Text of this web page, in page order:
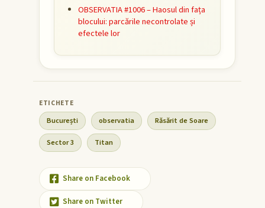
OBSERVATIA #1006 – Haosul din fața
blocului: parcările necontrolate și
efectele lor
București observatia Răsărit de Soare
Sector 3 Titan
Share on Facebook
Share on Twitter